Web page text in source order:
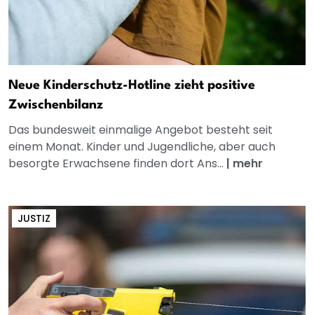
Neue Kinderschutz-Hotline zieht positive
Zwischenbilanz
Das bundesweit einmalige Angebot besteht seit
einem Monat. Kinder und Jugendliche, aber auch
besorgte Erwachsene finden dort Ans... | mehr
JUSTIZ